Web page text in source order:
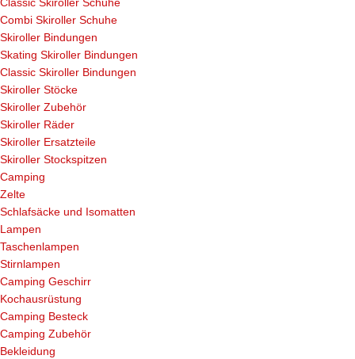
Combi Skiroller Schuhe
Skiroller Bindungen
Skating Skiroller Bindungen
Classic Skiroller Bindungen
Skiroller Stöcke
Skiroller Zubehör
Skiroller Räder
Skiroller Ersatzteile
Skiroller Stockspitzen
Camping
Zelte
Schlafsäcke und Isomatten
Lampen
Taschenlampen
Stirnlampen
Camping Geschirr
Kochausrüstung
Camping Besteck
Camping Zubehör
Bekleidung